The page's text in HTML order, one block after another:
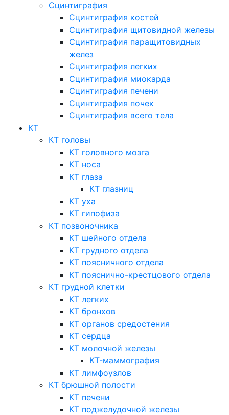
Сцинтиграфия
Сцинтиграфия костей
Сцинтиграфия щитовидной железы
Сцинтиграфия паращитовидных
желез
Сцинтиграфия легких
Сцинтиграфия миокарда
Сцинтиграфия печени
Сцинтиграфия почек
Сцинтиграфия всего тела
КТ
КТ головы
КТ головного мозга
КТ носа
КТ глаза
КТ глазниц
КТ уха
КТ гипофиза
КТ позвоночника
КТ шейного отдела
КТ грудного отдела
КТ поясничного отдела
КТ пояснично-крестцового отдела
КТ грудной клетки
КТ легких
КТ бронхов
КТ органов средостения
КТ сердца
КТ молочной железы
КТ-маммография
КТ лимфоузлов
КТ брюшной полости
КТ печени
КТ поджелудочной железы